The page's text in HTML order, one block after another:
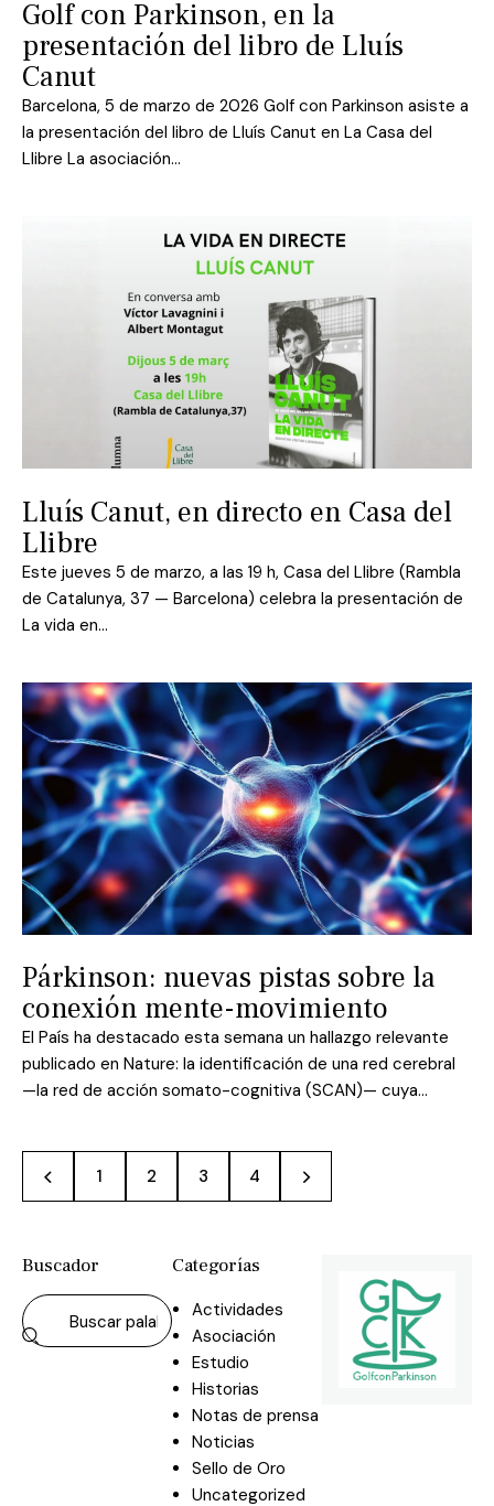
Golf con Parkinson, en la
presentación del libro de Lluís
Canut
Barcelona, 5 de marzo de 2026 Golf con Parkinson asiste a
la presentación del libro de Lluís Canut en La Casa del
Llibre La asociación…
Lluís Canut, en directo en Casa del
Llibre
Este jueves 5 de marzo, a las 19 h, Casa del Llibre (Rambla
de Catalunya, 37 — Barcelona) celebra la presentación de
La vida en…
Párkinson: nuevas pistas sobre la
conexión mente-movimiento
El País ha destacado esta semana un hallazgo relevante
publicado en Nature: la identificación de una red cerebral
—la red de acción somato-cognitiva (SCAN)— cuya…
1 2 3 4
>
Buscador Categorías
Actividades
Asociación
Estudio
Historias
Notas de prensa
Noticias
Sello de Oro
Uncategorized